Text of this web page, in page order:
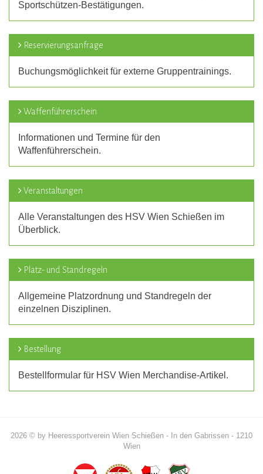
Sportschützen-Bestätigungen.
Reservierungsanfrage
Buchungsmöglichkeit für externe Gruppentrainings.
Waffenführerschein
Informationen und Termine für den
Waffenführerschein.
Veranstaltungen
Alle Veranstaltungen des HSV Wien Schießen im
Überblick.
Platz- und Standregeln
Allgemeine Platzordnung und Standregeln der
einzelnen Disziplinen.
Bestellung
Bestellformular für HSV Wien Merchandise-Artikel.
2026 © by Heeressportverein Wien Schießen - In den Gabrissen - 1210
Wien